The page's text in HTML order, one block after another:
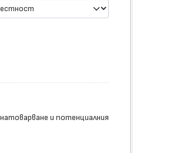
и потенциалния